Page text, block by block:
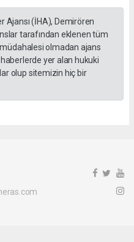
Ajansı (İHA), Demirören
tarafından eklenen tüm
olmadan ajans
yer alan hukuki
olup sitemizin hiç bir